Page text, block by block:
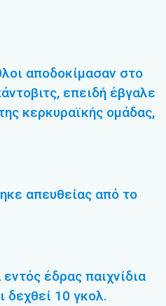
αποδοκίμασαν στο
επειδή έβγαλε
κερκυραϊκής ομάδας,
απευθείας από το
έδρας παιχνίδια
δεχθεί 10 γκολ.